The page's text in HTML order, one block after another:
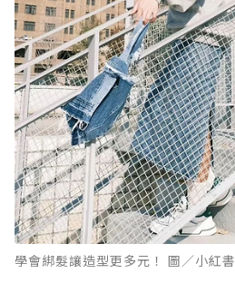
學會綁髮讓造型更多元！ 圖／小紅書